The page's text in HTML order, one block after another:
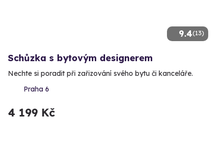
9.4(13)
Schůzka s bytovým designerem
Nechte si poradit při zařizování svého bytu či kanceláře.
Praha 6
4 199 Kč